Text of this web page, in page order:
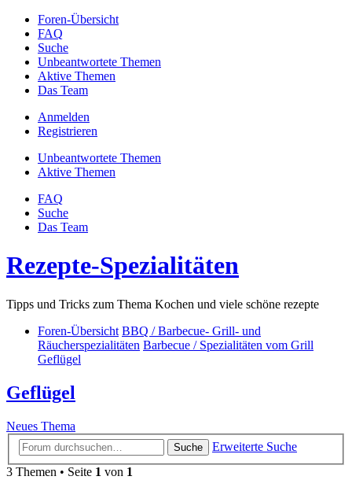
Foren-Übersicht
FAQ
Suche
Unbeantwortete Themen
Aktive Themen
Das Team
Anmelden
Registrieren
Unbeantwortete Themen
Aktive Themen
FAQ
Suche
Das Team
Rezepte-Spezialitäten
Tipps und Tricks zum Thema Kochen und viele schöne rezepte
Foren-Übersicht BBQ / Barbecue- Grill- und
Räucherspezialitäten Barbecue / Spezialitäten vom Grill
Geflügel
Geflügel
Neues Thema
Suche
Erweiterte Suche
3 Themen • Seite 1 von 1